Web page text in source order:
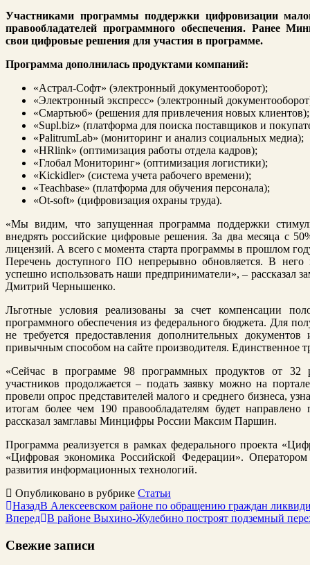
Участниками программы поддержки цифровизации
правообладателей программного обеспечения. Ранее
свои цифровые решения для участия в программе.
Программа дополнилась продуктами компаний:
«Астрал-Софт» (электронный документооборот);
«Электронный экспресс» (электронный
«Смартьюб» (решения для привлечения новых
«Supl.biz» (платформа для поиска поставщиков и
«PalitrumLab» (мониторинг и анализ социальных медиа);
«HRlink» (оптимизация работы отдела кадров);
«Глобал Мониторинг» (оптимизация логистики);
«Kickidler» (система учета рабочего времени);
«Teachbase» (платформа для обучения персонала);
«Ot-soft» (цифровизация охраны труда).
«Мы видим, что запущенная программа поддержки
внедрять российские цифровые решения. За два месяца с
лицензий. А всего с момента старта программы в прошлом
Перечень доступного ПО непрерывно обновляется. В
успешно использовать наши предприниматели», – рассказал
Дмитрий Чернышенко.
Льготные условия реализованы за счет компенсации
программного обеспечения из федерального бюджета. Для
не требуется предоставления дополнительных
привычным способом на сайте производителя.
«Сейчас в программе 98 программных продуктов от 32
участников продолжается – подать заявку можно на
провели опрос представителей малого и среднего бизнеса,
итогам более чем 190 правообладателям будет
рассказал замглавы Минцифры России Максим Паршин.
Программа реализуется в рамках федерального проекта
«Цифровая экономика Российской Федерации».
развития информационных технологий.
Опубликовано в рубрике Статьи
НазадВ Алексеевском районе по обращению граждан
Вперед В районе Выхино-Жулебино построят подземный
Свежие записи